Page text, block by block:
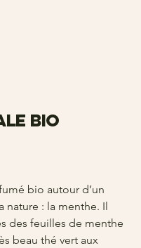
bio
bio autour d’un
: la menthe. Il
des feuilles de menthe
beau thé vert aux